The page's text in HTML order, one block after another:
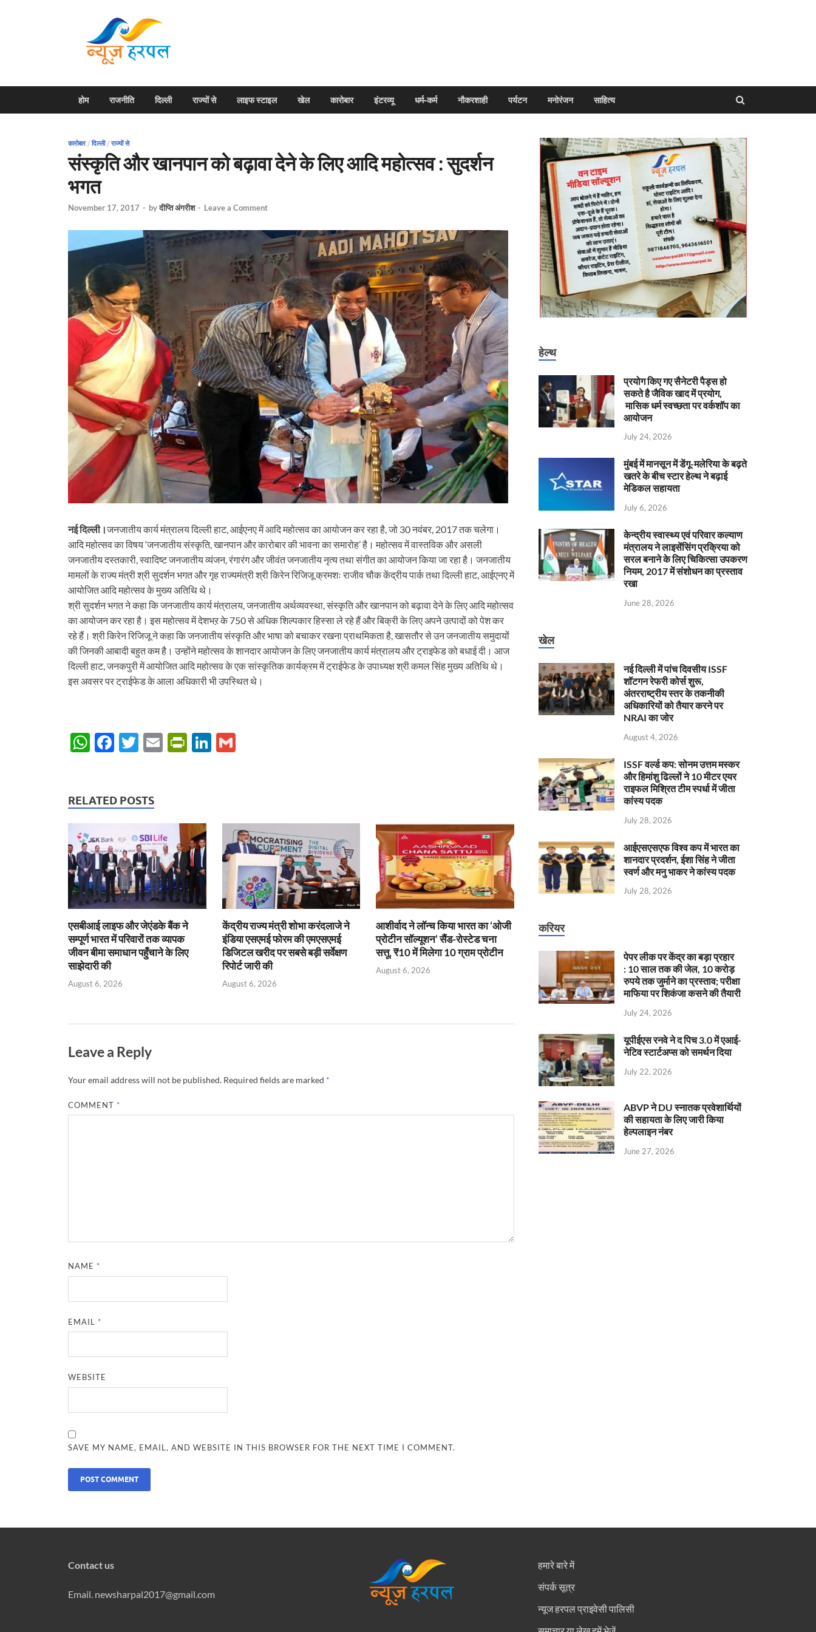
होम राजनीति दिल्ली राज्यों से लाइफ स्टाइल खेल कारोबार इंटरव्यू धर्म-कर्म नौकरशाही पर्यटन मनोरंजन साहित्य
कारोबार/ दिल्ली/ राज्यों से
संस्कृति और खानपान को बढ़ावा देने के लिए आदि महोत्सव : सुदर्शन
भगत
November 17, 2017 - byदीप्ति अंगरीश - Leave a Comment
नई दिल्ली।जनजातीय कार्य मंत्रालय दिल्ली हाट, आईएनए में आदि महोत्सव का आयोजन कर रहा है, जो 30 नवंबर, 2017 तक चलेगा।
आदि महोत्सव का विषय ‘जनजातीय संस्कृति, खानपान और कारोबार की भावना का समारोह’ है। महोत्सव में वास्तविक और असली
जनजातीय दस्तकारी, स्वादिष्ट जनजातीय व्यंजन, रंगारंग और जीवंत जनजातीय नृत्य तथा संगीत का आयोजन किया जा रहा है। जनजातीय
मामलों के राज्य मंत्री श्री सुदर्शन भगत और गृह राज्यमंत्री श्री किरेन रिजिजू क्रमशः राजीव चौक केंद्रीय पार्क तथा दिल्ली हाट, आईएनए में
आयोजित आदि महोत्सव के मुख्य अतिथि थे।
श्री सुदर्शन भगत ने कहा कि जनजातीय कार्य मंत्रालय, जनजातीय अर्थव्यवस्था, संस्कृति और खानपान को बढ़ावा देने के लिए आदि महोत्सव
का आयोजन कर रहा है। इस महोत्सव में देशभऱ के 750 से अधिक शिल्पकार हिस्सा ले रहे हैं और बिक्री के लिए अपने उत्पादों को पेश कर
रहे हैं। श्री किरेन रिजिजू ने कहा कि जनजातीय संस्कृति और भाषा को बचाकर रखना प्राथमिकता है, खासतौर से उन जनजातीय समुदायों
की जिनकी आबादी बहुत कम है। उन्होंने महोत्सव के शानदार आयोजन के लिए जनजातीय कार्य मंत्रालय और ट्राइफेड को बधाई दी। आज
दिल्ली हाट, जनकपुरी में आयोजित आदि महोत्सव के एक सांस्कृतिक कार्यक्रम में ट्राईफेड के उपाध्यक्ष श्री कमल सिंह मुख्य अतिथि थे।
इस अवसर पर ट्राईफेड के आला अधिकारी भी उपस्थित थे।
W
s
p
p
F
b
o
k
T
er
E
P
ie
n
dl
y
Li
dI
RELATED POSTS
एसबीआई लाइफ और जेएंडके बैंक ने
सम्पूर्ण भारत में परिवारों तक व्यापक
जीवन बीमा समाधान पहुँचाने के लिए
साझेदारी की
August 6, 2026
केंद्रीय राज्य मंत्री शोभा करंदलाजे ने
इंडिया एसएमई फोरम की एमएसएमई
डिजिटल खरीद पर सबसे बड़ी सर्वेक्षण
रिपोर्ट जारी की
August 6, 2026
आशीर्वाद ने लॉन्च किया भारत का ‘ओजी
प्रोटीन सॉल्यूशन’ सैंड-रोस्टेड चना
सत्तू, ₹10 में मिलेगा 10 ग्राम प्रोटीन
August 6, 2026
Leave a Reply
Your email address will not be published. Required fields are marked *
COMMENT *
NAME *
EMAIL *
WEBSITE
SAVE MY NAME, EMAIL, AND WEBSITE IN THIS BROWSER FOR THE NEXT TIME I COMMENT.
हेल्थ
प्रयोग किए गए सैनेटरी पैड्स हो
सकते है जैविक खाद में प्रयोग,
मासिक धर्म स्वच्छता पर वर्कशॉप का
आयोजन
July 24, 2026
मुंबई में मानसून में डेंगू-मलेरिया के बढ़ते
खतरे के बीच स्टार हेल्थ ने बढ़ाई
मेडिकल सहायता
July 6, 2026
केन्‍द्रीय स्वास्थ्य एवं परिवार कल्याण
मंत्रालय ने लाइसेंसिंग प्रक्रिया को
सरल बनाने के लिए चिकित्सा उपकरण
नियम, 2017 में संशोधन का प्रस्ताव
रखा
June 28, 2026
खेल
नई दिल्ली में पांच दिवसीय ISSF
शॉटगन रेफरी कोर्स शुरू,
अंतरराष्ट्रीय स्तर के तकनीकी
अधिकारियों को तैयार करने पर
NRAI का जोर
August 4, 2026
ISSF वर्ल्ड कप: सोनम उत्तम मस्कर
और हिमांशु ढिल्लों ने 10 मीटर एयर
राइफल मिश्रित टीम स्पर्धा में जीता
कांस्य पदक
July 28, 2026
आईएसएसएफ विश्व कप में भारत का
शानदार प्रदर्शन, ईशा सिंह ने जीता
स्वर्ण और मनु भाकर ने कांस्य पदक
July 28, 2026
करियर
पेपर लीक पर केंद्र का बड़ा प्रहार
: 10 साल तक की जेल, 10 करोड़
रुपये तक जुर्माने का प्रस्ताव; परीक्षा
माफिया पर शिकंजा कसने की तैयारी
July 24, 2026
यूपीईएस रनवे ने द पिच 3.0 में एआई-
नेटिव स्टार्टअप्स को समर्थन दिया
July 22, 2026
ABVP ने DU स्नातक प्रवेशार्थियों
की सहायता के लिए जारी किया
हेल्पलाइन नंबर
June 27, 2026
Contact us
Email. newsharpal2017@gmail.com
हमारे बारे में
संपर्क सूत्र
न्यूज हरपल प्राइवेसी पालिसी